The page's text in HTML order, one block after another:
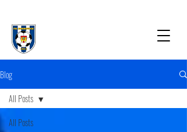
Blog
All Posts
All Posts